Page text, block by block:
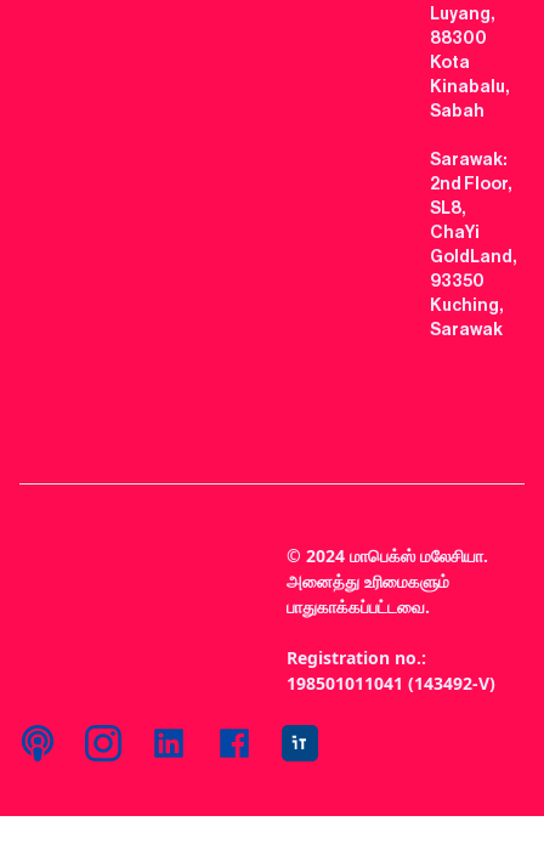
Luyang,
88300
Kota
Kinabalu,
Sabah
Sarawak:
2nd Floor,
SL8,
ChaYi
GoldLand,
93350
Kuching,
Sarawak
© 2024 மாபெக்ஸ் மலேசியா.
அனைத்து உரிமைகளும்
பாதுகாக்கப்பட்டவை.
Registration no.:
198501011041 (143492-V)